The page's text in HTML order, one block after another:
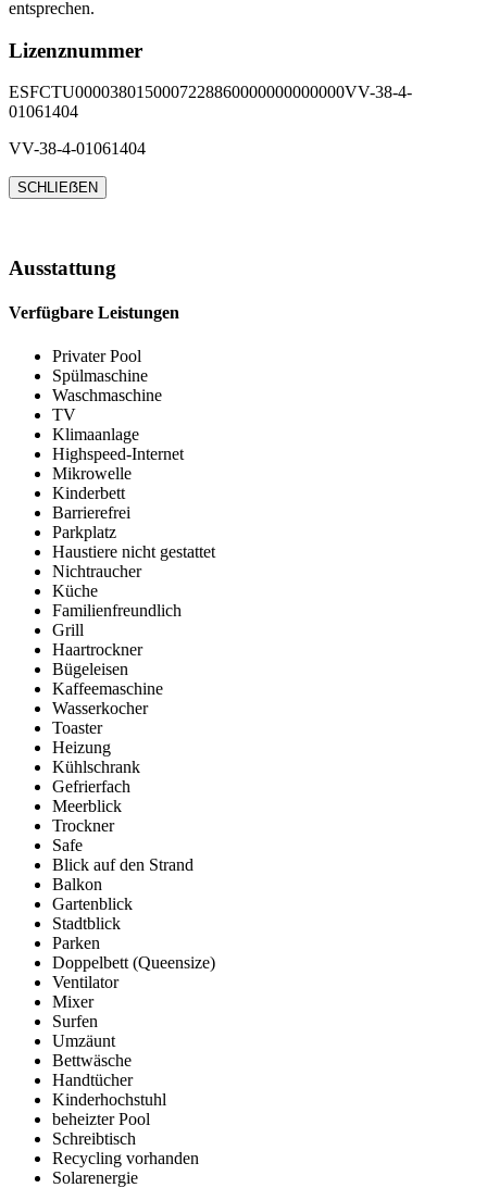
entsprechen.
Lizenznummer
ESFCTU0000380150007228860000000000000VV-38-4-
01061404
VV-38-4-01061404
SCHLIEẞEN
Ausstattung
Verfügbare Leistungen
Privater Pool
Spülmaschine
Waschmaschine
TV
Klimaanlage
Highspeed-Internet
Mikrowelle
Kinderbett
Barrierefrei
Parkplatz
Haustiere nicht gestattet
Nichtraucher
Küche
Familienfreundlich
Grill
Haartrockner
Bügeleisen
Kaffeemaschine
Wasserkocher
Toaster
Heizung
Kühlschrank
Gefrierfach
Meerblick
Trockner
Safe
Blick auf den Strand
Balkon
Gartenblick
Stadtblick
Parken
Doppelbett (Queensize)
Ventilator
Mixer
Surfen
Umzäunt
Bettwäsche
Handtücher
Kinderhochstuhl
beheizter Pool
Schreibtisch
Recycling vorhanden
Solarenergie